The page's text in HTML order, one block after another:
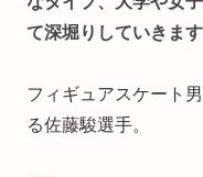
て深堀りしていきます
フィギュアスケート
る佐藤駿選手。